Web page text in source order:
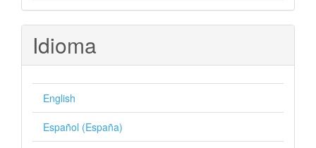
Idioma
English
Español (España)